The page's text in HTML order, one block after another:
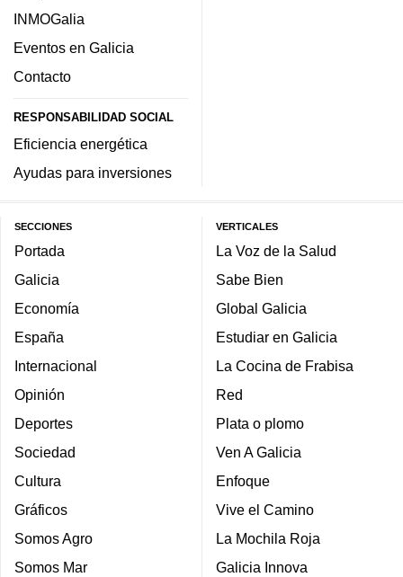
INMOGalia
Eventos en Galicia
Contacto
RESPONSABILIDAD SOCIAL
Eficiencia energética
Ayudas para inversiones
SECCIONES
Portada
Galicia
Economía
España
Internacional
Opinión
Deportes
Sociedad
Cultura
Gráficos
Somos Agro
Somos Mar
VERTICALES
La Voz de la Salud
Sabe Bien
Global Galicia
Estudiar en Galicia
La Cocina de Frabisa
Red
Plata o plomo
Ven A Galicia
Enfoque
Vive el Camino
La Mochila Roja
Galicia Innova